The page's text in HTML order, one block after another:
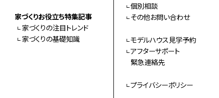
家づくりお役立ち特集記事
家づくりの注目トレンド
家づくりの基礎知識
個別相談
その他お問い合わせ
モデルハウス見学予約
アフターサポート
緊急連絡先
プライバシーポリシー